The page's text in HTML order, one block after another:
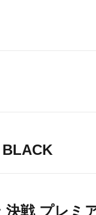
BLACK
決戦 プレミ